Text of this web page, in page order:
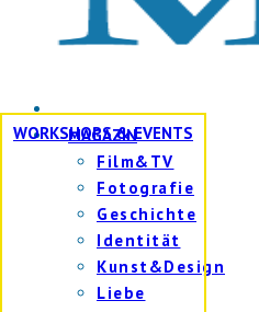
WORKSHOPS & EVENTS
MAGAZIN
Film&TV
Fotografie
Geschichte
Identität
Kunst&Design
Liebe